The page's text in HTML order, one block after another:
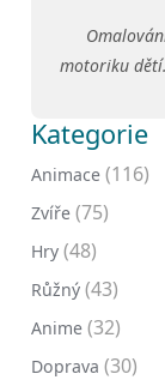
motoriku
Kategorie
Animace (116)
Zvíře (75)
Hry (48)
Růžný (43)
Anime (32)
Doprava (30)